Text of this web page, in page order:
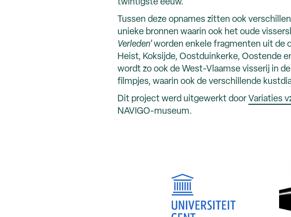
twintigste eeuw.
Tussen deze opnames zitten ook
unieke bronnen waarin ook het oude
Verleden’worden enkele fragmenten uit de
Heist, Koksijde, Oostduinkerke, Oostende
wordt zo ook de West-Vlaamse visserij in
filmpjes, waarin ook de verschillende
Dit project werd uitgewerkt door Variaties
NAVIGO-museum.